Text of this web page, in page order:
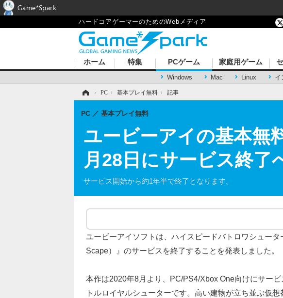
ハードコアゲーマーのためのWebメディア
ホーム 特集 PCゲーム
Windows Mac Linux イ
家庭用ゲーム
› PC › 基本プレイ無料 › 記事
ユービーアイの基本無
月28日にサービス終了
サービス開始から約1年半で終了となります。
PC 基本プレイ無料
ユービーアイソフトは、ハイスピードバトロワシュータ
Scape）』のサービスを終了することを発表しました。
本作は2020年8月より、PC/PS4/Xbox One向けにサー
トルロイヤルシューターです。高い建物が立ち並ぶ仮
Game*Spark